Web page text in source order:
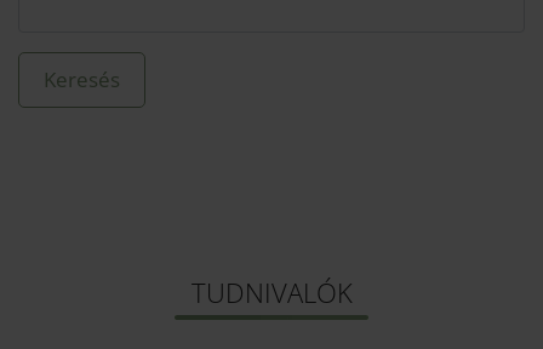
TUDNIVALÓK